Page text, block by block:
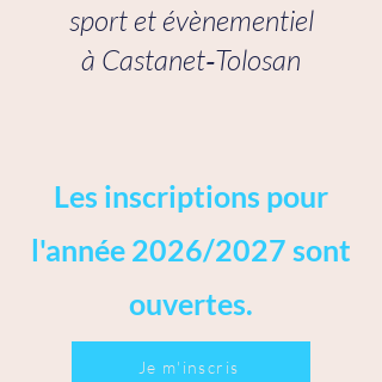
sport et évènementiel
à Castanet‑Tolosan
Les inscriptions pour
l'année 2026/2027 sont
ouvertes.
Je m'inscris